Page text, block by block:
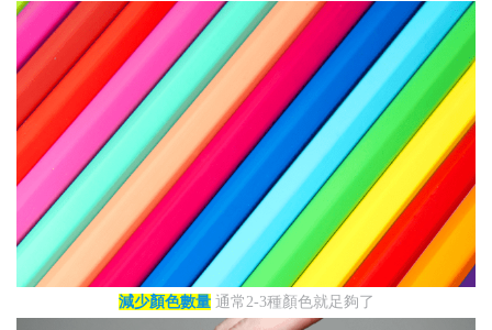
減少顏色數量通常2-3種顏色就足夠了